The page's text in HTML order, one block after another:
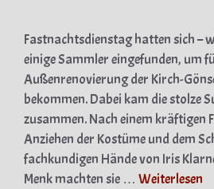
Fastnachtsdienstag hatten sich –
einige Sammler eingefunden, um
Außenrenovierung der Kirch-
bekommen. Dabei kam die stolze
zusammen. Nach einem kräftigen
Anziehen der Kostüme und dem
fachkundigen Hände von Iris
Menk machten sie … Weiterlesen